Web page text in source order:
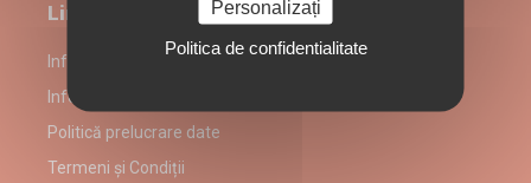
Link-uri utile
Informații despre partenerul Osteria Del Dottore
Informare Consumatori
Politică prelucrare date
Termeni și Condiții
Personalizați
Politica de confidentialitate